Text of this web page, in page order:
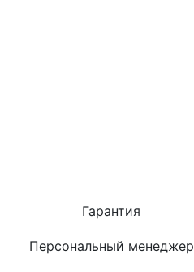
Гарантия
Персональный менеджер